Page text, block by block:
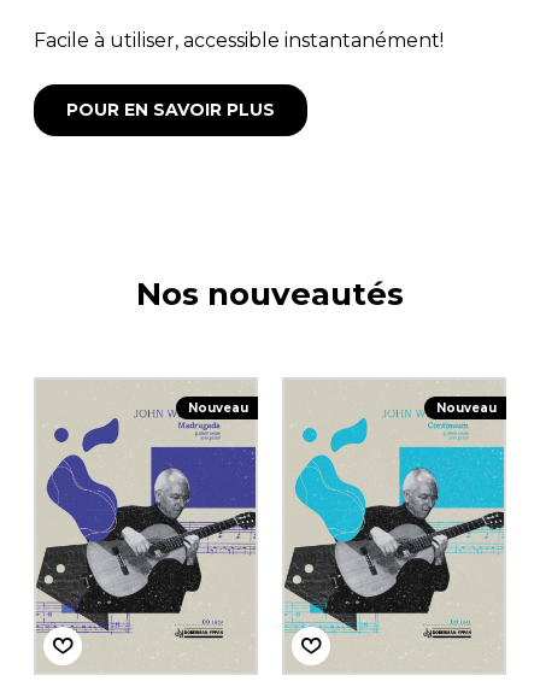
Facile à utiliser, accessible instantanément!
POUR EN SAVOIR PLUS
Nos nouveautés
Nouveau Nouveau